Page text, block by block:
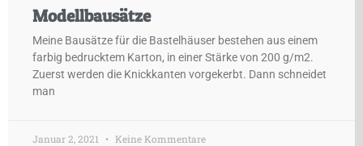
Modellbausätze
Meine Bausätze für die Bastelhäuser bestehen aus einem
farbig bedrucktem Karton, in einer Stärke von 200 g/m2.
Zuerst werden die Knickkanten vorgekerbt. Dann schneidet
man
Januar 2, 2021 Keine Kommentare